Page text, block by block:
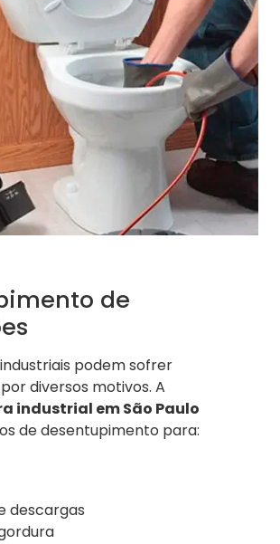
de
podem sofrer
diversos motivos. A
industrial em São Paulo
de desentupimento para:
descargas